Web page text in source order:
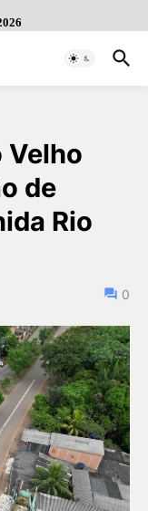
Velho
de
Rio
0